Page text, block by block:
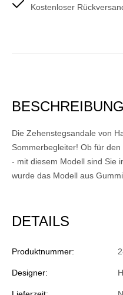
Kostenloser
BESCHREIBUNG
Die Zehenstegsandale von
Sommerbegleiter! Ob für
- mit diesem Modell sind Sie
wurde das Modell aus
DETAILS
Produktnummer:
Designer: